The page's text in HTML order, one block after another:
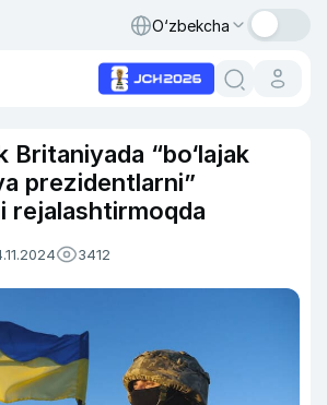
O‘zbekcha
Britaniyada “bo‘lajak
prezidentlarni”
rejalashtirmoqda
3412